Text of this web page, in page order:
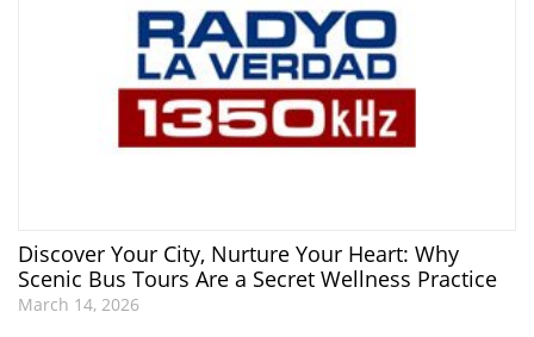
Discover Your City, Nurture Your Heart: Why
Scenic Bus Tours Are a Secret Wellness Practice
March 14, 2026